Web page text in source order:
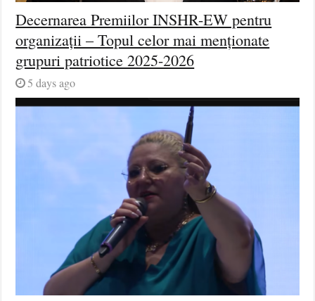
Decernarea Premiilor INSHR-EW pentru
organizații – Topul celor mai menționate
grupuri patriotice 2025-2026
5 days ago